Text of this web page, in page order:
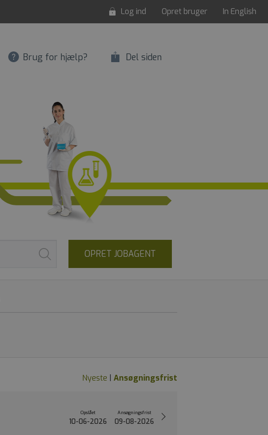
Log ind Opret bruger In English
Brug for hjælp? Del siden
OPRET JOBAGENT
Nyeste Ansøgningsfrist
Opslået
10-06-2026
Ansøgningsfrist
09-08-2026